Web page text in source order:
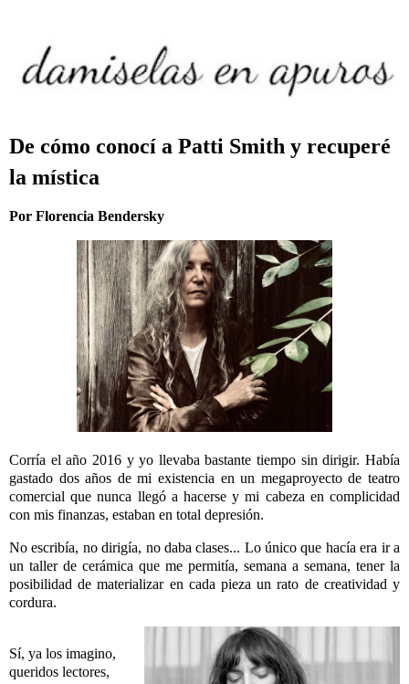
De cómo conocí a Patti Smith y recuperé
la mística
Por Florencia Bendersky
Corría el año 2016 y yo llevaba bastante tiempo sin dirigir. Había
gastado dos años de mi existencia en un megaproyecto de teatro
comercial que nunca llegó a hacerse y mi cabeza en complicidad
con mis finanzas, estaban en total depresión.
No escribía, no dirigía, no daba clases... Lo único que hacía era ir a
un taller de cerámica que me permitía, semana a semana, tener la
posibilidad de materializar en cada pieza un rato de creatividad y
cordura.
Sí, ya los imagino,
queridos lectores,